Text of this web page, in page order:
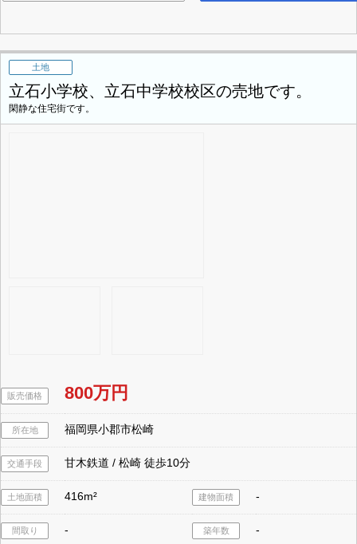
土地
立石小学校、立石中学校校区の売地です。
閑静な住宅街です。
販売価格 800万円
所在地 福岡県小郡市松崎
交通手段 甘木鉄道 / 松崎 徒歩10分
土地面積 416m² 建物面積 -
間取り - 築年数 -